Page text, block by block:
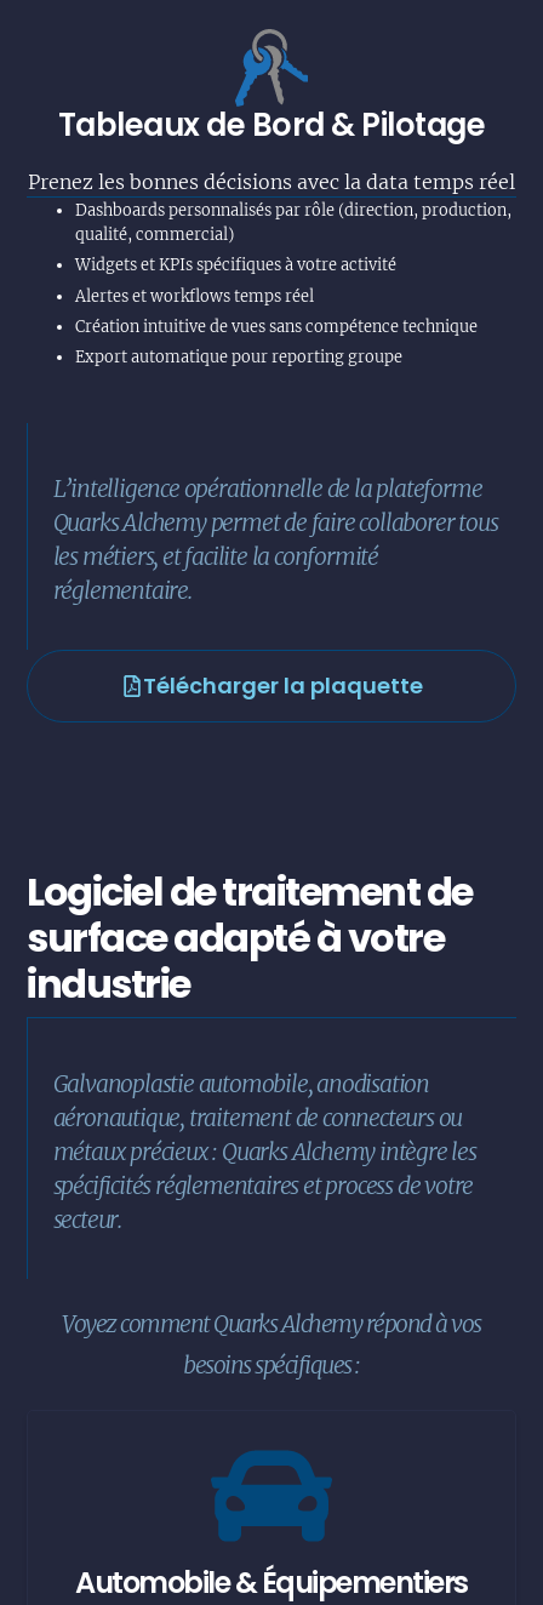
Tableaux de Bord & Pilotage
Prenez les bonnes décisions avec la data temps réel
Dashboards personnalisés par rôle (direction, production,
qualité, commercial)
Widgets et KPIs spécifiques à votre activité
Alertes et workflows temps réel
Création intuitive de vues sans compétence technique
Export automatique pour reporting groupe
L’intelligence opérationnelle de la plateforme
Quarks Alchemy permet de faire collaborer tous
les métiers, et facilite la conformité
réglementaire.
Télécharger la plaquette
Logiciel de traitement de
surface adapté à votre
industrie
Galvanoplastie automobile, anodisation
aéronautique, traitement de connecteurs ou
métaux précieux : Quarks Alchemy intègre les
spécificités réglementaires et process de votre
secteur.
Voyez comment Quarks Alchemy répond à vos
besoins spécifiques :
Automobile & Équipementiers